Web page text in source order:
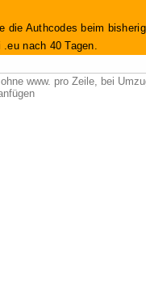
die Authcodes beim
.eu nach 40 Tagen.